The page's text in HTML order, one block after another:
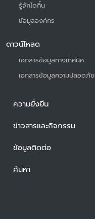
รู้จักไดกิ้น
ข้อมูลองค์กร
ดาวน์โหลด
เอกสารข้อมูลทางเทคนิค
เอกสารข้อมูลความปลอดภัย
ความยั่งยืน
ข่าวสารและกิจกรรม
ข้อมูลติดต่อ
ค้นหา